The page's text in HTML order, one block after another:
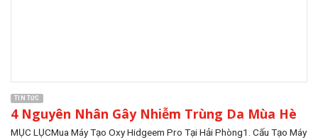
TIN TỨC
4 Nguyên Nhân Gây Nhiễm Trùng Da Mùa Hè
MỤC LỤCMua Máy Tạo Oxy Hidgeem Pro Tại Hải Phòng1. Cấu Tạo Máy